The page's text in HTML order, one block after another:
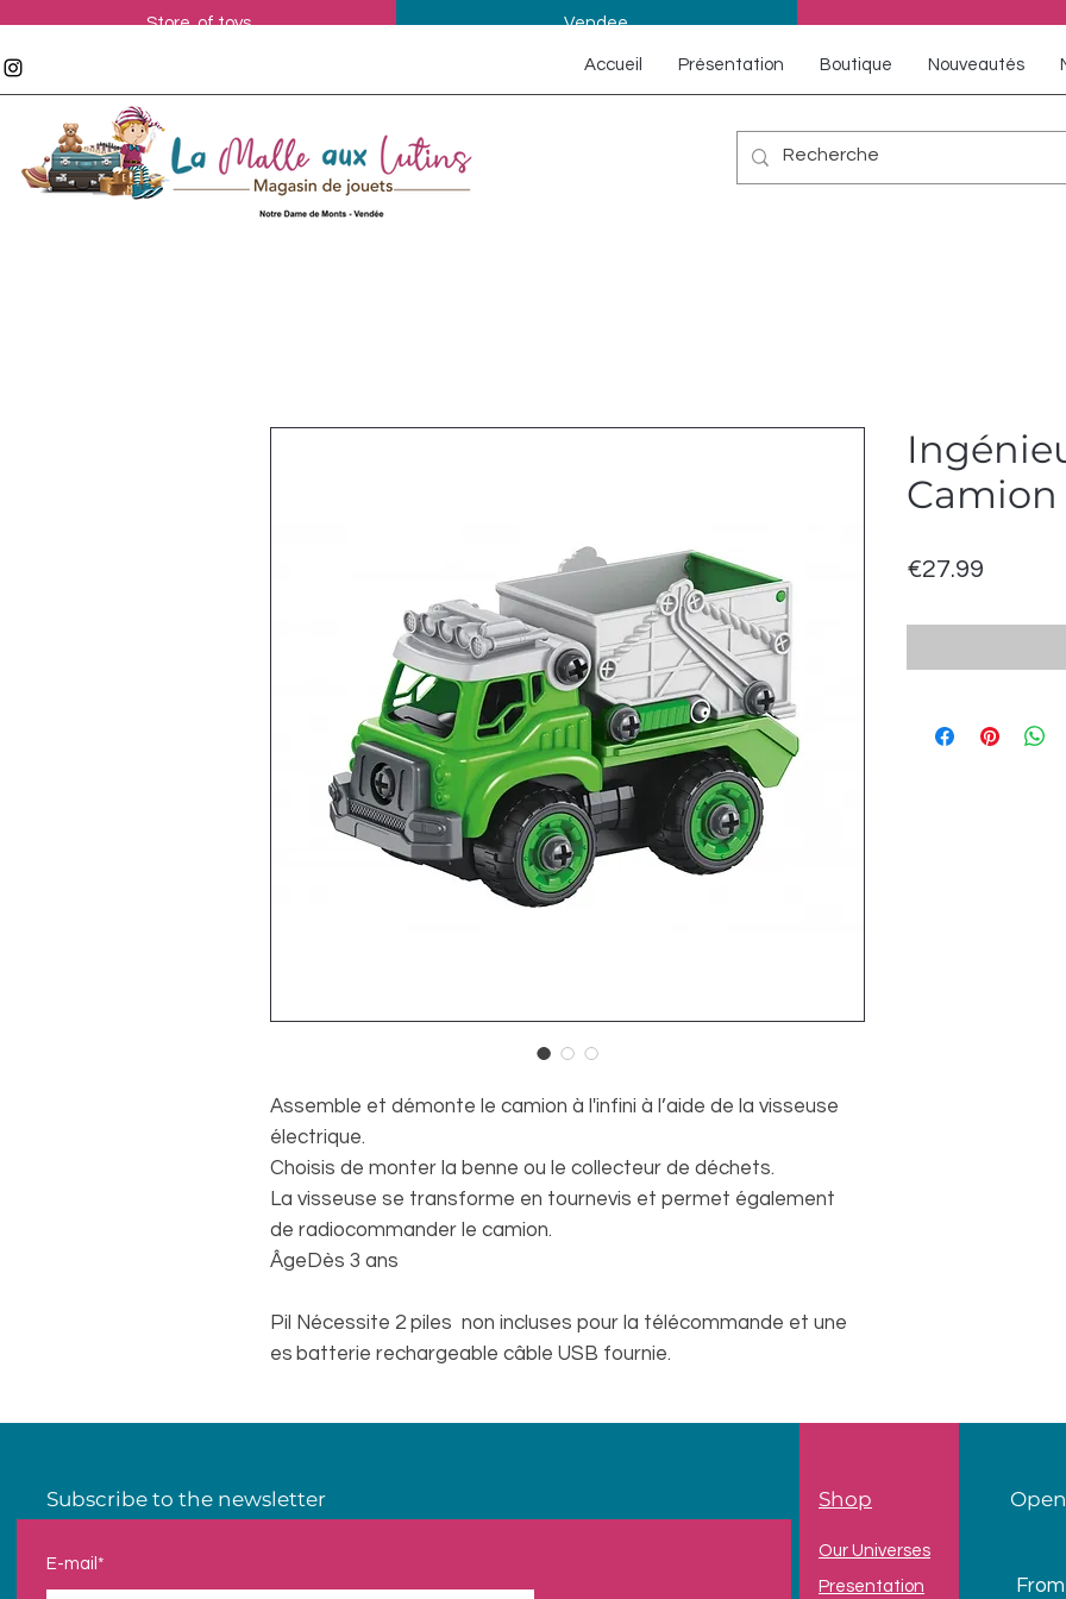
Store of toys Vendee
Accueil Présentation Boutique Nouveautés
Assemble et démonte le camion à l'infini à l’aide de la visseuse
électrique.
Choisis de monter la benne ou le collecteur de déchets.
La visseuse se transforme en tournevis et permet également
de radiocommander le camion.
Âge Dès 3 ans
Pil
es
Nécessite 2 piles non incluses pour la télécommande et une
batterie rechargeable câble USB fournie.
€27.99
Subscribe to the newsletter
E-mail*
Shop
Our Universes
Presentation